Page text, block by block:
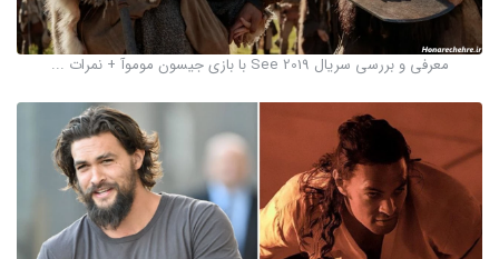
معرفی و بررسی سریال See 2019 با بازی جیسون موموآ + نمرات ...